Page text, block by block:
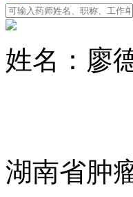
姓名：廖
湖南省肿